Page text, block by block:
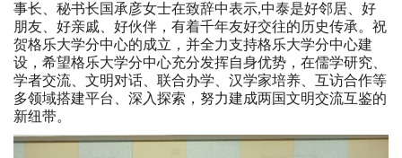
事长、秘书长国承彦女士在致辞中表示,中泰是好邻居、好
朋友、好亲戚、好伙伴，有着千年友好交往的历史传承。祝
贺格乐大学分中心的成立，并全力支持格乐大学分中心建
设，希望格乐大学分中心充分发挥自身优势，在儒学研究、
学者交流、文明对话、联合办学、汉学家培养、互访合作等
多领域搭建平台、深入探索，努力建成两国文明交流互鉴的
新纽带。